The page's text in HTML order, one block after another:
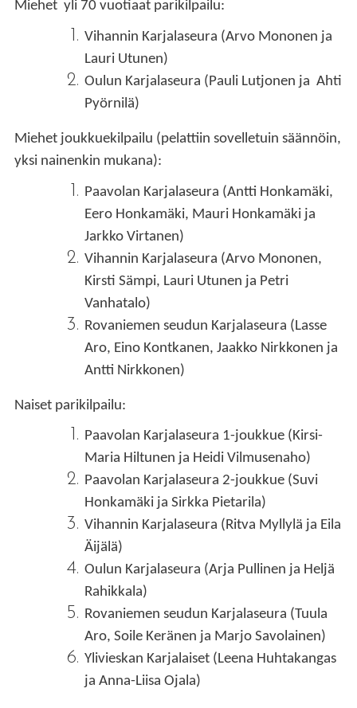
Miehet yli 70 vuotiaat parikilpailu:
Vihannin Karjalaseura (Arvo Mononen ja
Lauri Utunen)
Oulun Karjalaseura (Pauli Lutjonen ja Ahti
Pyörnilä)
Miehet joukkuekilpailu (pelattiin sovelletuin säännöin,
yksi nainenkin mukana):
Paavolan Karjalaseura (Antti Honkamäki,
Eero Honkamäki, Mauri Honkamäki ja
Jarkko Virtanen)
Vihannin Karjalaseura (Arvo Mononen,
Kirsti Sämpi, Lauri Utunen ja Petri
Vanhatalo)
Rovaniemen seudun Karjalaseura (Lasse
Aro, Eino Kontkanen, Jaakko Nirkkonen ja
Antti Nirkkonen)
Naiset parikilpailu:
Paavolan Karjalaseura 1-joukkue (Kirsi-
Maria Hiltunen ja Heidi Vilmusenaho)
Paavolan Karjalaseura 2-joukkue (Suvi
Honkamäki ja Sirkka Pietarila)
Vihannin Karjalaseura (Ritva Myllylä ja Eila
Äijälä)
Oulun Karjalaseura (Arja Pullinen ja Heljä
Rahikkala)
Rovaniemen seudun Karjalaseura (Tuula
Aro, Soile Keränen ja Marjo Savolainen)
Ylivieskan Karjalaiset (Leena Huhtakangas
ja Anna-Liisa Ojala)